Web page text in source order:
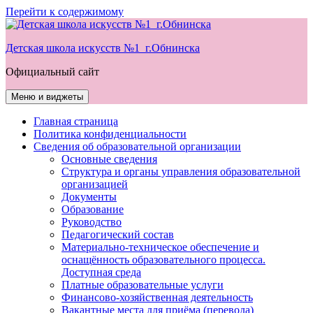
Перейти к содержимому
Детская школа искусств №1 г.Обнинска
Официальный сайт
Меню и виджеты
Главная страница
Политика конфиденциальности
Сведения об образовательной организации
Основные сведения
Структура и органы управления образовательной
организацией
Документы
Образование
Руководство
Педагогический состав
Материально-техническое обеспечение и
оснащённость образовательного процесса.
Доступная среда
Платные образовательные услуги
Финансово-хозяйственная деятельность
Вакантные места для приёма (перевода)